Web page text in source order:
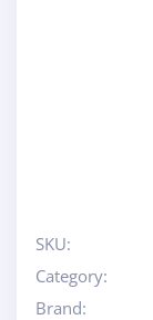
SKU:
Category:
Brand: